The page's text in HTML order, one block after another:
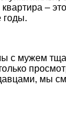
–
годы.
с мужем
мы